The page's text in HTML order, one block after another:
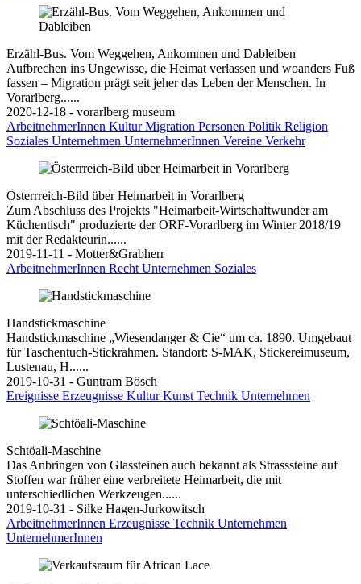
Erzähl-Bus. Vom Weggehen, Ankommen und Dableiben
Aufbrechen ins Ungewisse, die Heimat verlassen und woanders Fuß
fassen – Migration prägt seit jeher das Leben der Menschen. In
Vorarlberg......
2020-12-18 - vorarlberg museum
ArbeitnehmerInnen KulturMigration Personen Politik Religion
Soziales Unternehmen UnternehmerInnen Vereine Verkehr
Österrreich-Bild über Heimarbeit in Vorarlberg
Zum Abschluss des Projekts "Heimarbeit-Wirtschaftwunder am
Küchentisch" produzierte der ORF-Vorarlberg im Winter 2018/19
mit der Redakteurin......
2019-11-11 - Motter&Grabherr
ArbeitnehmerInnen Recht Unternehmen Soziales
Handstickmaschine
Handstickmaschine „Wiesendanger & Cie“ um ca. 1890. Umgebaut
für Taschentuch-Stickrahmen. Standort: S-MAK, Stickereimuseum,
Lustenau, H......
2019-10-31 - Guntram Bösch
Ereignisse Erzeugnisse KulturKunst Technik Unternehmen
Schtöali-Maschine
Das Anbringen von Glassteinen auch bekannt als Strasssteine auf
Stoffen war früher eine verbreitete Heimarbeit, die mit
unterschiedlichen Werkzeugen......
2019-10-31 - Silke Hagen-Jurkowitsch
ArbeitnehmerInnen Erzeugnisse Technik Unternehmen
UnternehmerInnen